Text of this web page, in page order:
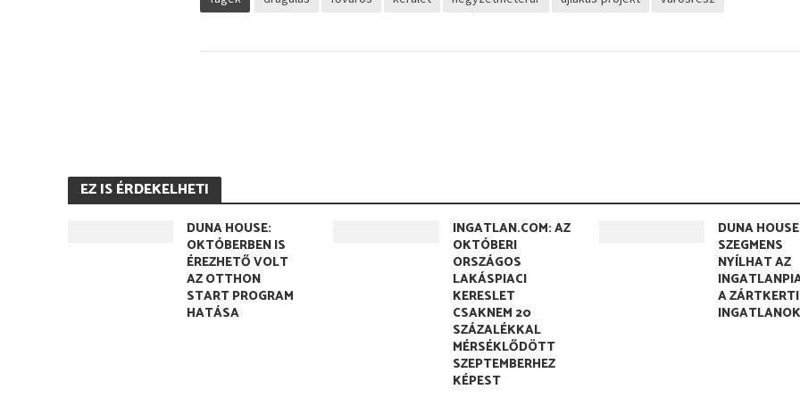
EZ IS ÉRDEKELHETI
DUNA HOUSE:
OKTÓBERBEN IS
ÉREZHETŐ VOLT
AZ OTTHON
START PROGRAM
HATÁSA
INGATLAN.COM: AZ
OKTÓBERI
ORSZÁGOS
LAKÁSPIACI
KERESLET
CSAKNEM 20
SZÁZALÉKKAL
MÉRSÉKLŐDÖTT
SZEPTEMBERHEZ
KÉPEST
DUNA
SZEGMENS
NYÍLHAT AZ
A ZÁRTKERTI